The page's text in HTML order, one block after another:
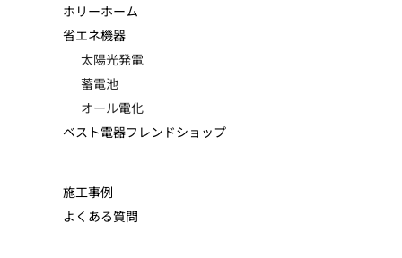
ホリーホーム
省エネ機器
太陽光発電
蓄電池
オール電化
ベスト電器フレンドショップ
施工事例
よくある質問